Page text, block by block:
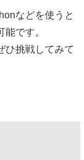
などを使うと
です。
ひ挑戦してみて